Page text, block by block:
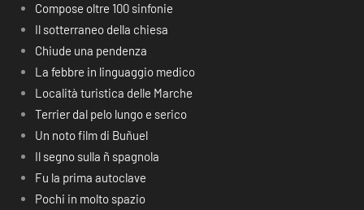
Compose oltre 100 sinfonie
Il sotterraneo della chiesa
Chiude una pendenza
La febbre in linguaggio medico
Località turistica delle Marche
Terrier dal pelo lungo e serico
Un noto film di Buñuel
Il segno sulla ñ spagnola
Fu la prima autoclave
Pochi in molto spazio